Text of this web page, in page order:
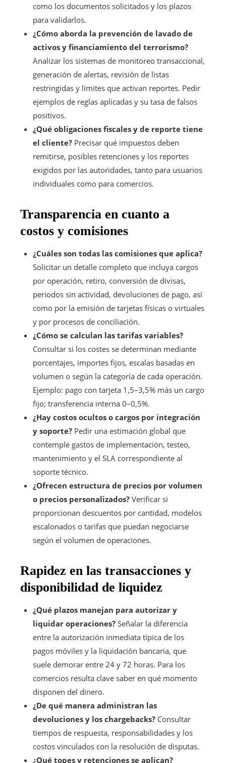
como los documentos solicitados y los plazos
para validarlos.
¿Cómo aborda la prevención de lavado de
activos y financiamiento del terrorismo?
Analizar los sistemas de monitoreo transaccional,
generación de alertas, revisión de listas
restringidas y límites que activan reportes. Pedir
ejemplos de reglas aplicadas y su tasa de falsos
positivos.
¿Qué obligaciones fiscales y de reporte tiene
el cliente? Precisar qué impuestos deben
remitirse, posibles retenciones y los reportes
exigidos por las autoridades, tanto para usuarios
individuales como para comercios.
Transparencia en cuanto a
costos y comisiones
¿Cuáles son todas las comisiones que aplica?
Solicitar un detalle completo que incluya cargos
por operación, retiro, conversión de divisas,
periodos sin actividad, devoluciones de pago, así
como por la emisión de tarjetas físicas o virtuales
y por procesos de conciliación.
¿Cómo se calculan las tarifas variables?
Consultar si los costes se determinan mediante
porcentajes, importes fijos, escalas basadas en
volumen o según la categoría de cada operación.
Ejemplo: pago con tarjeta 1,5–3,5% más un cargo
fijo; transferencia interna 0–0,5%.
¿Hay costos ocultos o cargos por integración
y soporte? Pedir una estimación global que
contemple gastos de implementación, testeo,
mantenimiento y el SLA correspondiente al
soporte técnico.
¿Ofrecen estructura de precios por volumen
o precios personalizados? Verificar si
proporcionan descuentos por cantidad, modelos
escalonados o tarifas que puedan negociarse
según el volumen de operaciones.
Rapidez en las transacciones y
disponibilidad de liquidez
¿Qué plazos manejan para autorizar y
liquidar operaciones? Señalar la diferencia
entre la autorización inmediata típica de los
pagos móviles y la liquidación bancaria, que
suele demorar entre 24 y 72 horas. Para los
comercios resulta clave saber en qué momento
disponen del dinero.
¿De qué manera administran las
devoluciones y los chargebacks? Consultar
tiempos de respuesta, responsabilidades y los
costos vinculados con la resolución de disputas.
¿Qué topes y retenciones se aplican?